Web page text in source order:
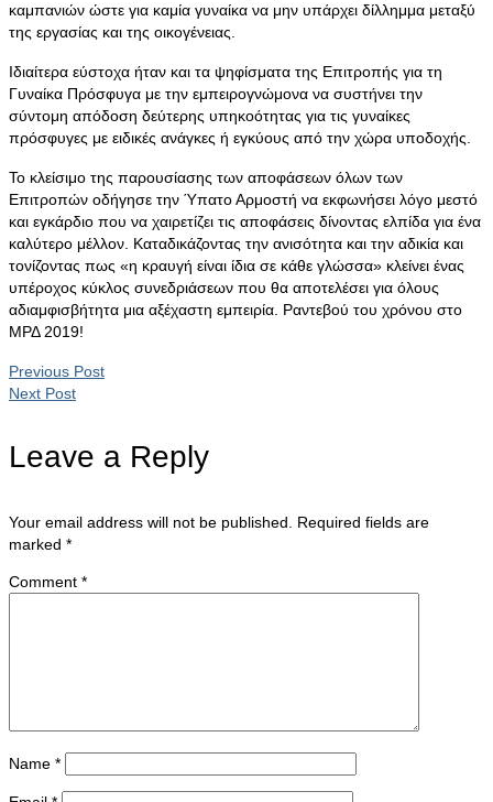
καμπανιών ώστε για καμία γυναίκα να μην υπάρχει δίλλημμα μεταξύ
της εργασίας και της οικογένειας.
Ιδιαίτερα εύστοχα ήταν και τα ψηφίσματα της Επιτροπής για τη
Γυναίκα Πρόσφυγα με την εμπειρογνώμονα να συστήνει την
σύντομη απόδοση δεύτερης υπηκοότητας για τις γυναίκες
πρόσφυγες με ειδικές ανάγκες ή εγκύους από την χώρα υποδοχής.
Το κλείσιμο της παρουσίασης των αποφάσεων όλων των
Επιτροπών οδήγησε την Ύπατο Αρμοστή να εκφωνήσει λόγο μεστό
και εγκάρδιο που να χαιρετίζει τις αποφάσεις δίνοντας ελπίδα για ένα
καλύτερο μέλλον. Καταδικάζοντας την ανισότητα και την αδικία και
τονίζοντας πως «η κραυγή είναι ίδια σε κάθε γλώσσα» κλείνει ένας
υπέροχος κύκλος συνεδριάσεων που θα αποτελέσει για όλους
αδιαμφισβήτητα μια αξέχαστη εμπειρία. Ραντεβού του χρόνου στο
ΜΡΔ 2019!
Previous Post
Next Post
Leave a Reply
Your email address will not be published.
Required fields are
marked *
Comment *
Name *